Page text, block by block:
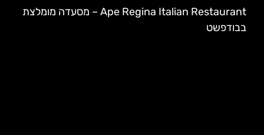
Ape Regina Italian Restaurant – מסעדה מומלצת
בבודפשט